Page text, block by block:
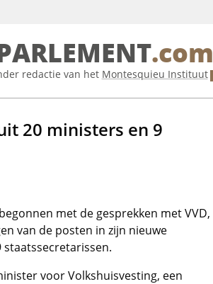
.com
redactie van het Montesquieu Instituut
20 ministers en 9
met de gesprekken met VVD,
van de posten in zijn nieuwe
voor Volkshuisvesting, een